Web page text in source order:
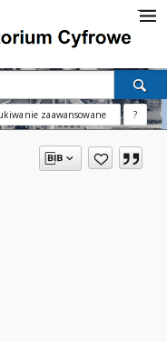
zaawansowane ?